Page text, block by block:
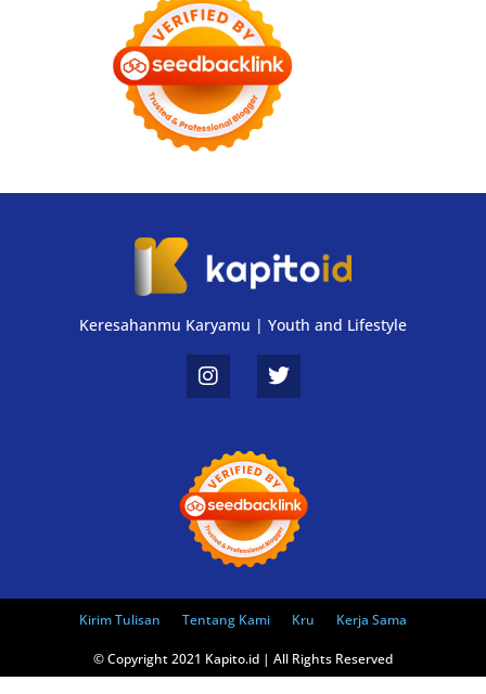
Keresahanmu Karyamu | Youth and Lifestyle
Kirim Tulisan Tentang Kami Kru Kerja Sama
© Copyright 2021 Kapito.id | All Rights Reserved